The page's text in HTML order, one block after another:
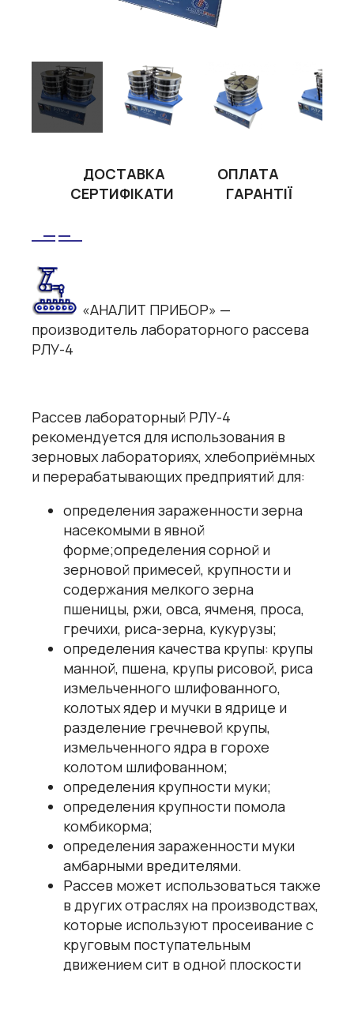
ДОСТАВКА
ОПЛАТА
СЕРТИФІКАТИ
ГАРАНТІЇ
«АНАЛИТ ПРИБОР» —
производитель лабораторного рассева
РЛУ-4
Рассев лабораторный РЛУ-4
рекомендуется для использования в
зерновых лабораториях, хлебоприёмных
и перерабатывающих предприятий для:
определения зараженности зерна
насекомыми в явной
форме;определения сорной и
зерновой примесей, крупности и
содержания мелкого зерна
пшеницы, ржи, овса, ячменя, проса,
гречихи, риса-зерна, кукурузы;
определения качества крупы: крупы
манной, пшена, крупы рисовой, риса
измельченного шлифованного,
колотых ядер и мучки в ядрице и
разделение гречневой крупы,
измельченного ядра в горохе
колотом шлифованном;
определения крупности муки;
определения крупности помола
комбикорма;
определения зараженности муки
амбарными вредителями.
Рассев может использоваться также
в других отраслях на производствах,
которые используют просеивание с
круговым поступательным
движением сит в одной плоскости